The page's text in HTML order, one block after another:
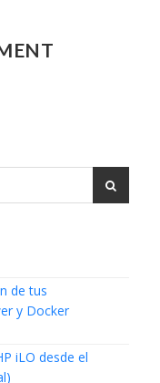
de tus
y Docker
iLO desde el